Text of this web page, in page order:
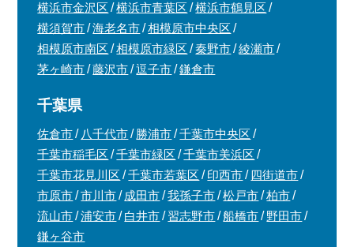
横浜市金沢区
横浜市青葉区
横浜市鶴見区
横須賀市
海老名市
相模原市中央区
相模原市南区
相模原市緑区 秦野市
綾瀬市
茅ヶ崎市
藤沢市 逗子市 鎌倉市
千葉県
佐倉市 八千代市 勝浦市
千葉市中央区
千葉市稲毛区
千葉市緑区
千葉市美浜区
千葉市花見川区
千葉市若葉区 印西市
四街道市
市原市
市川市 成田市 我孫子市 松戸市
柏市
流山市
浦安市 白井市 習志野市 船橋市
野田市
鎌ヶ谷市